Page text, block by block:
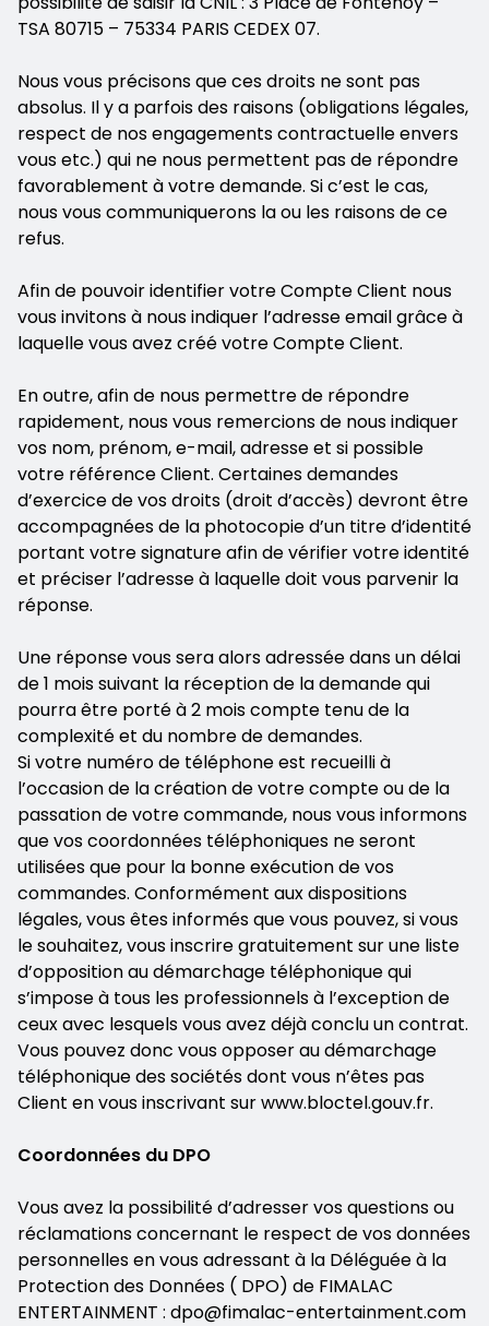
TSA 80715 – 75334 PARIS CEDEX 07.
Nous vous précisons que ces droits ne sont pas
absolus. Il y a parfois des raisons (obligations légales,
respect de nos engagements contractuelle envers
vous etc.) qui ne nous permettent pas de répondre
favorablement à votre demande. Si c’est le cas,
nous vous communiquerons la ou les raisons de ce
refus.
Afin de pouvoir identifier votre Compte Client nous
vous invitons à nous indiquer l’adresse email grâce à
laquelle vous avez créé votre Compte Client.
En outre, afin de nous permettre de répondre
rapidement, nous vous remercions de nous indiquer
vos nom, prénom, e-mail, adresse et si possible
votre référence Client. Certaines demandes
d’exercice de vos droits (droit d’accès) devront être
accompagnées de la photocopie d’un titre d’identité
portant votre signature afin de vérifier votre identité
et préciser l’adresse à laquelle doit vous parvenir la
réponse.
Une réponse vous sera alors adressée dans un délai
de 1 mois suivant la réception de la demande qui
pourra être porté à 2 mois compte tenu de la
complexité et du nombre de demandes.
Si votre numéro de téléphone est recueilli à
l’occasion de la création de votre compte ou de la
passation de votre commande, nous vous informons
que vos coordonnées téléphoniques ne seront
utilisées que pour la bonne exécution de vos
commandes. Conformément aux dispositions
légales, vous êtes informés que vous pouvez, si vous
le souhaitez, vous inscrire gratuitement sur une liste
d’opposition au démarchage téléphonique qui
s’impose à tous les professionnels à l’exception de
ceux avec lesquels vous avez déjà conclu un contrat.
Vous pouvez donc vous opposer au démarchage
téléphonique des sociétés dont vous n’êtes pas
Client en vous inscrivant sur www.bloctel.gouv.fr.
Coordonnées du DPO
Vous avez la possibilité d’adresser vos questions ou
réclamations concernant le respect de vos données
personnelles en vous adressant à la Déléguée à la
Protection des Données ( DPO) de FIMALAC
ENTERTAINMENT : dpo@fimalac-entertainment.com